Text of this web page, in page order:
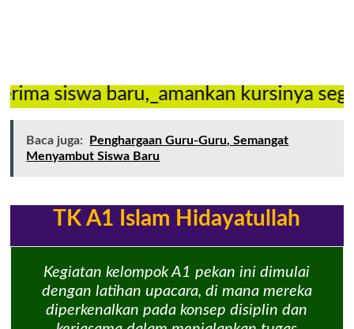
baru,_amankan kursinya segera!
Baca juga:
Penghargaan Guru-Guru, Semangat
Menyambut Siswa Baru
TK A1 Islam Hidayatullah
Kegiatan kelompok A1 pekan ini dimulai
dengan latihan upacara, di mana mereka
diperkenalkan pada konsep disiplin dan